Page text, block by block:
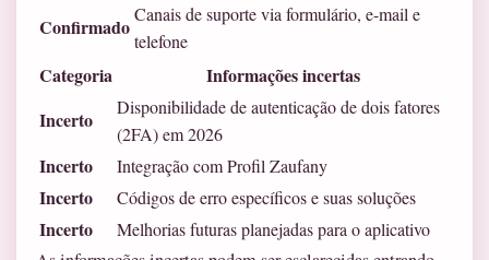
Confirmado
Canais de suporte via formulário, e-mail e
telefone
Categoria
Informações incertas
Incerto
Disponibilidade de autenticação de dois fatores
(2FA) em 2026
Incerto Integração com Profil Zaufany
Incerto Códigos de erro específicos e suas soluções
Incerto Melhorias futuras planejadas para o aplicativo